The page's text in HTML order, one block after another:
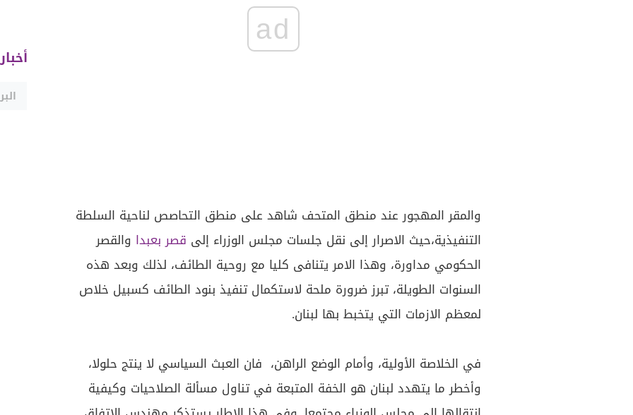
ad
والمقر المهجور عند منطق المتحف شاهد على منطق التحاصص لناحية السلطة
التنفيذية،حيث الاصرار إلى نقل جلسات مجلس الوزراء إلى قصر بعبدا والقصر
الحكومي مداورة، وهذا الامر يتنافى كليا مع روحية الطائف، لذلك وبعد هذه
السنوات الطويلة، تبرز ضرورة ملحة لاستكمال تنفيذ بنود الطائف كسبيل خلاص
لمعظم الازمات التي يتخبط بها لبنان.
في الخلاصة الأولية، وأمام الوضع الراهن، فان العبث السياسي لا ينتج حلولا،
وأخطر ما يتهدد لبنان هو الخفة المتبعة في تناول مسألة الصلاحيات وكيفية